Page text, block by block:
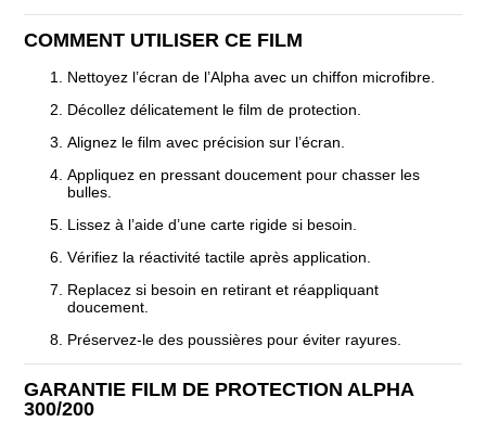
COMMENT UTILISER CE FILM
Nettoyez l’écran de l’Alpha avec un chiffon microfibre.
Décollez délicatement le film de protection.
Alignez le film avec précision sur l’écran.
Appliquez en pressant doucement pour chasser les
bulles.
Lissez à l’aide d’une carte rigide si besoin.
Vérifiez la réactivité tactile après application.
Replacez si besoin en retirant et réappliquant
doucement.
Préservez-le des poussières pour éviter rayures.
GARANTIE FILM DE PROTECTION ALPHA
300/200